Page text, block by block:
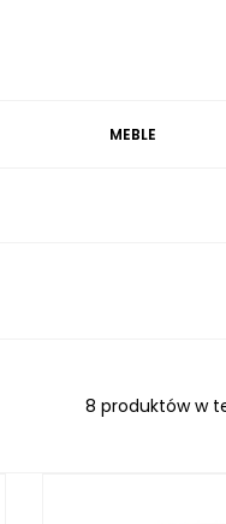
MEBLE
8 produktów w